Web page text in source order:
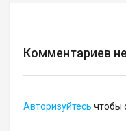
Комментариев
Авторизуйтесь чтобы